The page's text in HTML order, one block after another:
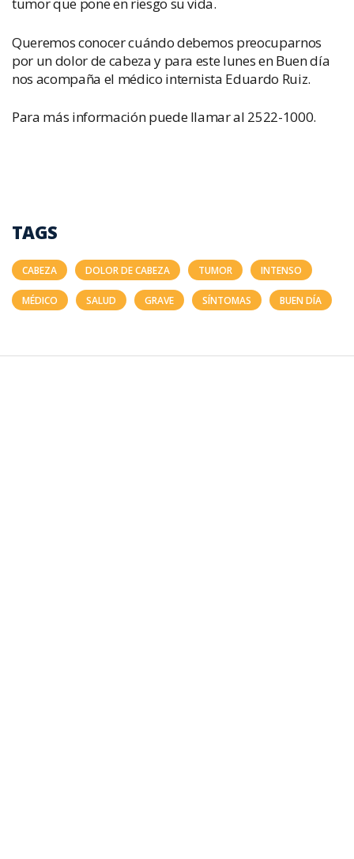
Queremos conocer cuándo debemos preocuparnos
por un dolor de cabeza y para este lunes en Buen día
nos acompaña el médico internista Eduardo Ruiz.
Para más información puede llamar al 2522-1000.
TAGS
CABEZA DOLOR DE CABEZA TUMOR INTENSO
MÉDICO SALUD GRAVE SÍNTOMAS BUEN DÍA